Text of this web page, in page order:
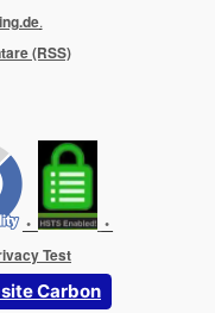
.
(RSS)
• •
Carbon